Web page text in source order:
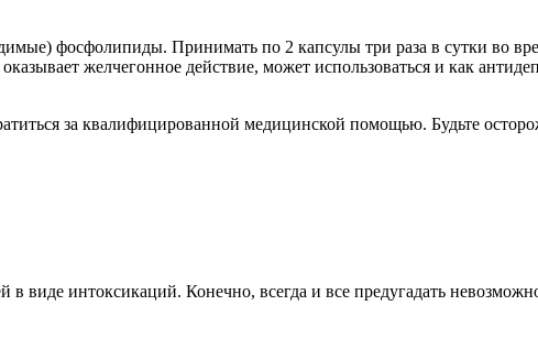
фосфолипиды. Принимать по 2 капсулы три раза в сутки во
желчегонное действие, может использоваться и как
за квалифицированной медицинской помощью. Будьте
виде интоксикаций. Конечно, всегда и все предугадать